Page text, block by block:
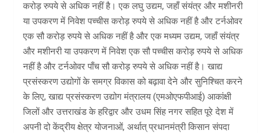
करोड़ रुपये से अधिक नहीं है। एक लघु उद्यम, जहाँ संयंत्र और मशीनरी
या उपकरण में निवेश पच्चीस करोड़ रुपये से अधिक नहीं है और टर्नओवर
एक सौ करोड़ रुपये से अधिक नहीं है और एक मध्यम उद्यम, जहाँ संयंत्र
और मशीनरी या उपकरण में निवेश एक सौ पच्चीस करोड़ रुपये से अधिक
नहीं है और टर्नओवर पाँच सौ करोड़ रुपये से अधिक नहीं है। खाद्य
प्रसंस्करण उद्योगों के समग्र विकास को बढ़ावा देने और सुनिश्चित करने
के लिए, खाद्य प्रसंस्करण उद्योग मंत्रालय (एमओएफपीआई) आकांक्षी
जिलों और उत्तराखंड के हरिद्वार और उधम सिंह नगर सहित पूरे देश में
अपनी दो केंद्रीय क्षेत्र योजनाओं, अर्थात् प्रधानमंत्री किसान संपदा